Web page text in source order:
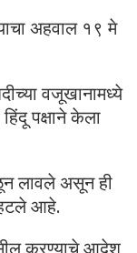
अहवाल १९ मे
वजूखानामध्ये
पक्षाने केला
लावले असून ही
आहे.